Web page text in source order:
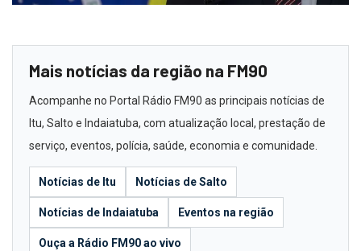
Mais notícias da região na FM90
Acompanhe no Portal Rádio FM90 as principais notícias de
Itu, Salto e Indaiatuba, com atualização local, prestação de
serviço, eventos, polícia, saúde, economia e comunidade.
Notícias de Itu Notícias de Salto
Notícias de Indaiatuba Eventos na região
Ouça a Rádio FM90 ao vivo